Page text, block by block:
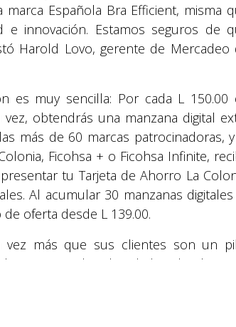
Española Bra Efficient, misma
innovación. Estamos seguros de
Harold Lovo, gerente de Mercadeo
es muy sencilla: Por cada L 150.00
obtendrás una manzana digital
más de 60 marcas patrocinadoras,
Ficohsa + o Ficohsa Infinite,
tu Tarjeta de Ahorro La
Al acumular 30 manzanas
oferta desde L 139.00.
vez más que sus clientes son un
apoyo que han brindado a los largo
Medios, es una multiplataforma de
católica en Honduras,
por la Fundación para la Educación
Política y privacidad